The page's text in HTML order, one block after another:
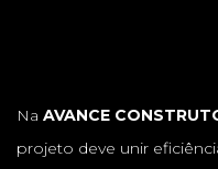
Na AVANCE
projeto deve unir